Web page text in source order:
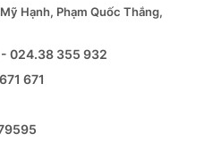
Hạnh, Phạm Quốc Thắng,
024.38 355 932
671